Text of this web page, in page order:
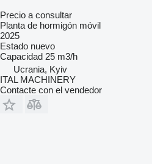
Precio a consultar
Planta de hormigón móvil
2025
Estado nuevo
Capacidad 25 m3/h
Ucrania, Kyiv
ITAL MACHINERY
Contacte con el vendedor